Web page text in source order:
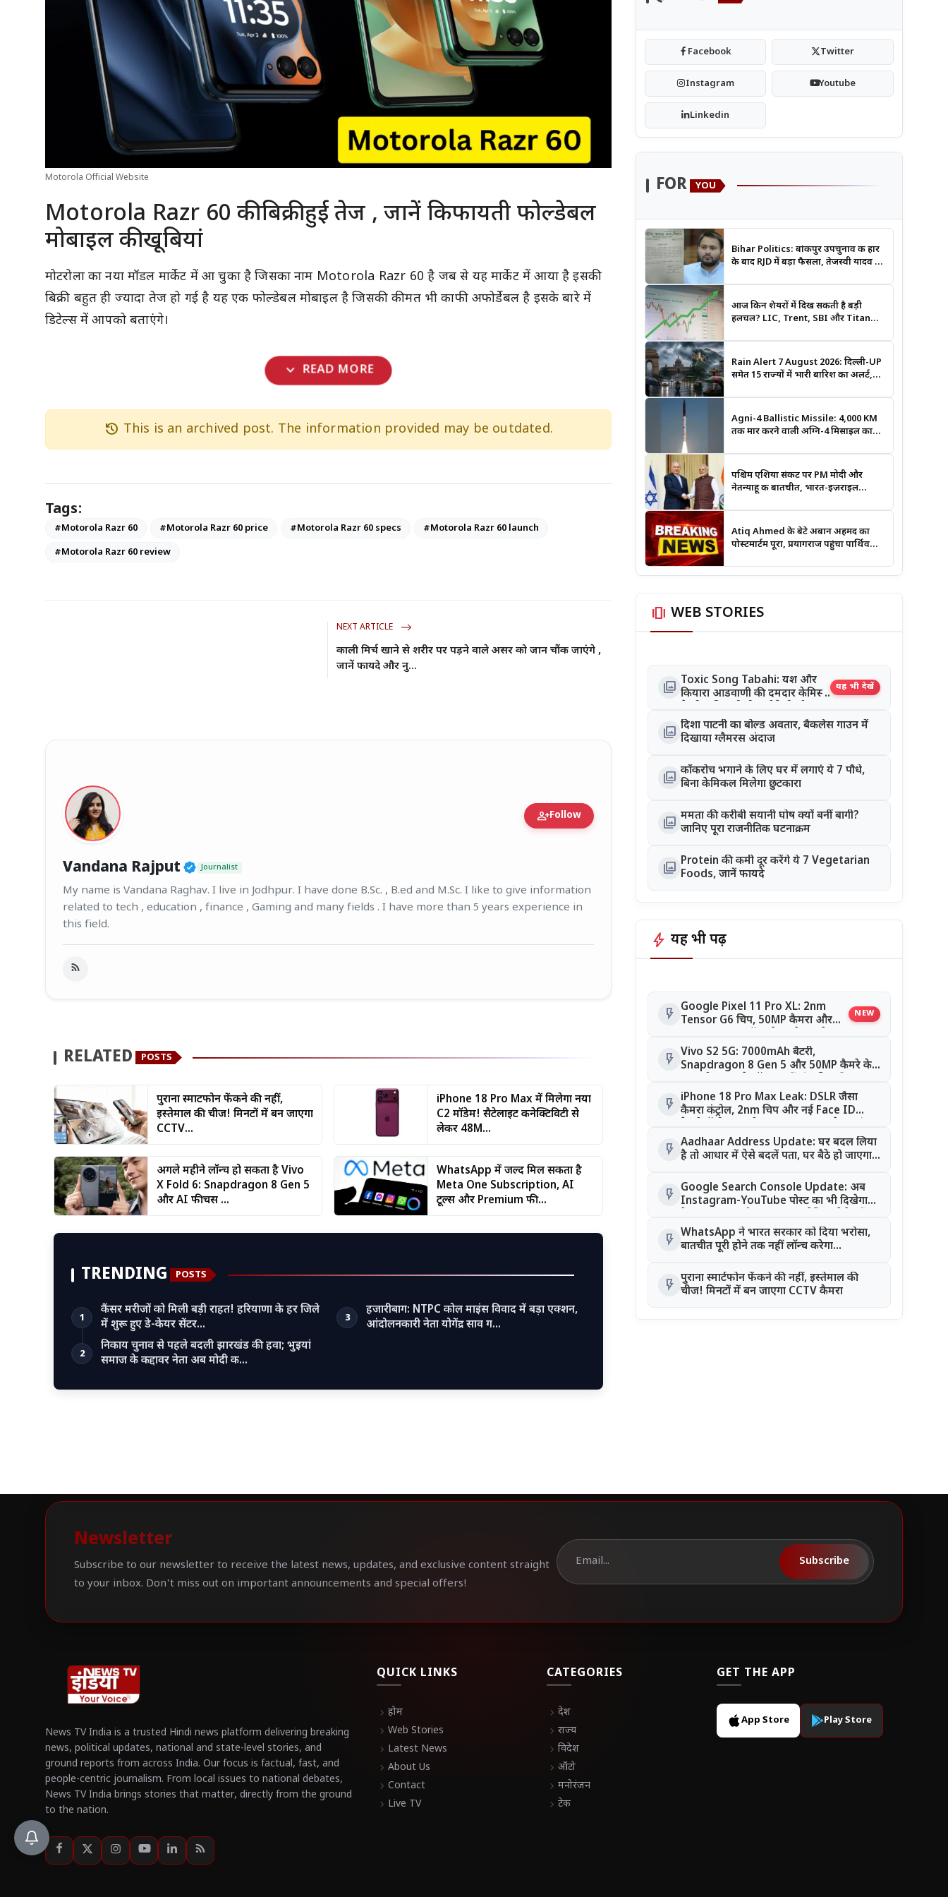
Motorola Official Website
Motorola Razr 60 की बिक्री हुई तेज , जानें किफायती फोल्डेबल
मोबाइल की खूबियां
मोटरोला का नया मॉडल मार्केट में आ चुका है जिसका नाम Motorola Razr 60 है जब से यह मार्केट में आया है इसकी
बिक्री बहुत ही ज्यादा तेज हो गई है यह एक फोल्डेबल मोबाइल है जिसकी कीमत भी काफी अफोर्डेबल है इसके बारे में
डिटेल्स में आपको बताएंगे।
expand_more READ MORE
history This is an archived post. The information provided may be outdated.
Tags:
#Motorola Razr 60 #Motorola Razr 60 price #Motorola Razr 60 specs
#Motorola Razr 60 launch
#Motorola Razr 60 review
NEXT ARTICLE
काली मिर्च खाने से शरीर पर पड़ने वाले असर को जान चौंक जाएंगे ,
जानें फायदे और नु...
person_addFollow
Vandana Rajput Verified Public Figure • 27 Mar, 2026
Journalist
My name is Vandana Raghav. I live in Jodhpur. I have done B.Sc. , B.ed and M.Sc. I like to give information
related to tech , education , finance , Gaming and many fields . I have more than 5 years experience in
this field.
RELATED POSTS
पुराना स्मार्टफोन फेंकने की नहीं,
इस्तेमाल की चीज! मिनटों में बन जाएगा
CCTV...
iPhone 18 Pro Max में मिलेगा नया
C2 मॉडेम! सैटेलाइट कनेक्टिविटी से
लेकर 48M...
अगले महीने लॉन्च हो सकता है Vivo
X Fold 6: Snapdragon 8 Gen 5
और AI फीचर्स ...
WhatsApp में जल्द मिल सकता है
Meta One Subscription, AI
टूल्स और Premium फी...
TRENDING POSTS
1
कैंसर मरीजों को मिली बड़ी राहत! हरियाणा के हर जिले
में शुरू हुए डे-केयर सेंटर…
2
निकाय चुनाव से पहले बदली झारखंड की हवा; भुइयां
समाज के कद्दावर नेता अब मोदी क…
3
हजारीबाग: NTPC कोल माइंस विवाद में बड़ा एक्शन,
आंदोलनकारी नेता योगेंद्र साव ग…
Facebook Twitter
Instagram Youtube
Linkedin
FOR YOU
Bihar Politics: बांकीपुर उपचुनाव की हार
के बाद RJD में बड़ा फैसला, तेजस्वी यादव ने
आज किन शेयरों में दिख सकती है बड़ी
हलचल? LIC, Trent, SBI और Titan
Rain Alert 7 August 2026: दिल्ली-UP
समेत 15 राज्यों में भारी बारिश का अलर्ट,
Agni-4 Ballistic Missile: 4,000 KM
तक मार करने वाली अग्नि-4 मिसाइल का
हुई और मजबूत
पश्चिम एशिया संकट पर PM मोदी और
नेतन्याहू की बातचीत, भारत-इज़राइल
Atiq Ahmed के बेटे अबान अहमद का
पोस्टमार्टम पूरा, प्रयागराज पहुंचा पार्थिव
amp_stories WEB STORIES
photo_library Toxic Song Tabahi: यश और
कियारा आडवाणी की दमदार केमिस्ट्री
मीडिया पर छाया गाना
यह भी देखें
photo_library दिशा पाटनी का बोल्ड अवतार, बैकलेस गाउन में
दिखाया ग्लैमरस अंदाज
photo_library कॉकरोच भगाने के लिए घर में लगाएं ये 7 पौधे,
बिना केमिकल मिलेगा छुटकारा
photo_library ममता की करीबी सयानी घोष क्यों बनीं बागी?
जानिए पूरा राजनीतिक घटनाक्रम
photo_library Protein की कमी दूर करेंगे ये 7 Vegetarian
Foods, जानें फायदे
bolt यह भी पढ़ें
flash_on Google Pixel 11 Pro XL: 2nm
Tensor G6 चिप, 50MP कैमरा और
संभावित फीचर्स
NEW
flash_on Vivo S2 5G: 7000mAh बैटरी,
Snapdragon 8 Gen 5 और 50MP कैमरे के
flash_on iPhone 18 Pro Max Leak: DSLR जैसा
कैमरा कंट्रोल, 2nm चिप और नई Face ID
iPhone?
flash_on Aadhaar Address Update: घर बदल लिया
है तो आधार में ऐसे बदलें पता, घर बैठे हो जाएगा
flash_on Google Search Console Update: अब
Instagram-YouTube पोस्ट का भी दिखेगा
ट्रैक
flash_on WhatsApp ने भारत सरकार को दिया भरोसा,
बातचीत पूरी होने तक नहीं लॉन्च करेगा
flash_on पुराना स्मार्टफोन फेंकने की नहीं, इस्तेमाल की
चीज! मिनटों में बन जाएगा CCTV कैमरा
Newsletter
Subscribe to our newsletter to receive the latest news, updates, and exclusive content straight
to your inbox. Don't miss out on important announcements and special offers!
Subscribe
News TV India is a trusted Hindi news platform delivering breaking
news, political updates, national and state-level stories, and
ground reports from across India. Our focus is factual, fast, and
people-centric journalism. From local issues to national debates,
News TV India brings stories that matter, directly from the ground
to the nation.
QUICK LINKS
chevron_right होम
chevron_right Web Stories
chevron_right Latest News
chevron_right About Us
chevron_right Contact
chevron_right Live TV
CATEGORIES
chevron_right देश
chevron_right राज्य
chevron_right विदेश
chevron_right ऑटो
chevron_right मनोरंजन
chevron_right टेक
GET THE APP
App Store Play Store